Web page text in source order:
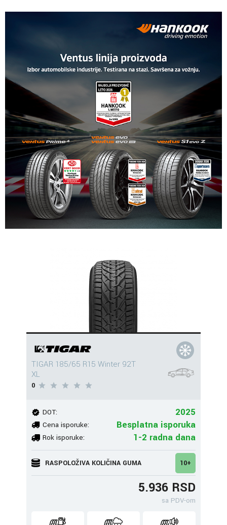
TIGAR 185/65 R15 Winter 92T
XL
0
DOT: 2025
Cena isporuke: Besplatna isporuka
Rok isporuke: 1-2 radna dana
RASPOLOŽIVA KOLIČINA GUMA 10+
5.936 RSD
sa PDV-om